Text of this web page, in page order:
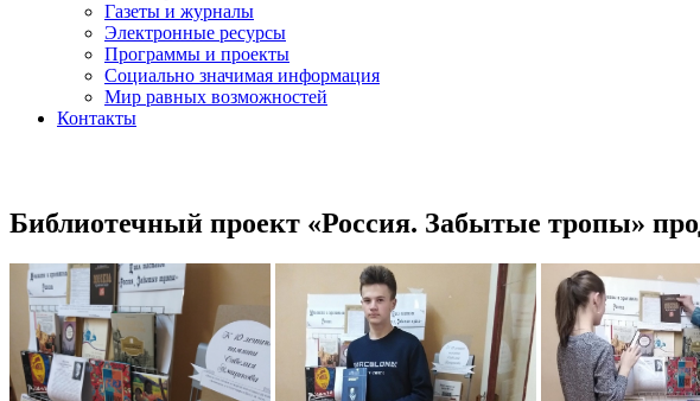
Газеты и журналы
Электронные ресурсы
Программы и проекты
Социально значимая информация
Мир равных возможностей
Контакты
Библиотечный проект «Россия. Забытые тропы»